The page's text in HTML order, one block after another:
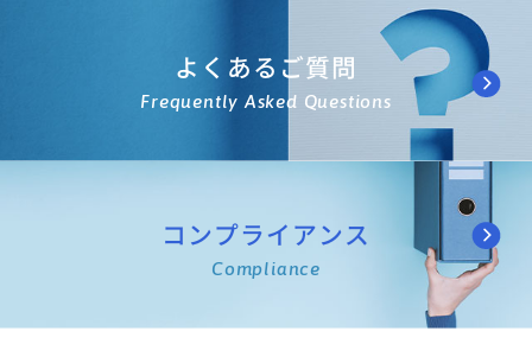
よくあるご質問
Frequently Asked Questions
コンプライアンス
Compliance